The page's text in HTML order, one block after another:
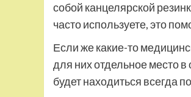
собой канцелярской
часто используете, это
Если же какие-то
для них отдельное место
будет находиться всегда